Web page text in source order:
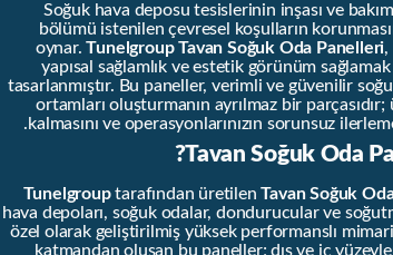
Soğuk hava deposu tesislerinin inşası ve
bölümü istenilen çevresel koşulların
oynar.Tunelgroup Tavan Soğuk Oda Panelleri,
yapısal sağlamlık ve estetik görünüm
tasarlanmıştır. Bu paneller, verimli ve güvenilir
ortamları oluşturmanın ayrılmaz bir
kalmasını ve operasyonlarınızın sorunsuz
Tavan Soğuk Oda
Tunelgrouptarafından üretilenTavan Soğuk
hava depoları, soğuk odalar, dondurucular ve
özel olarak geliştirilmiş yüksek performanslı
katmandan oluşan bu paneller; dış ve iç